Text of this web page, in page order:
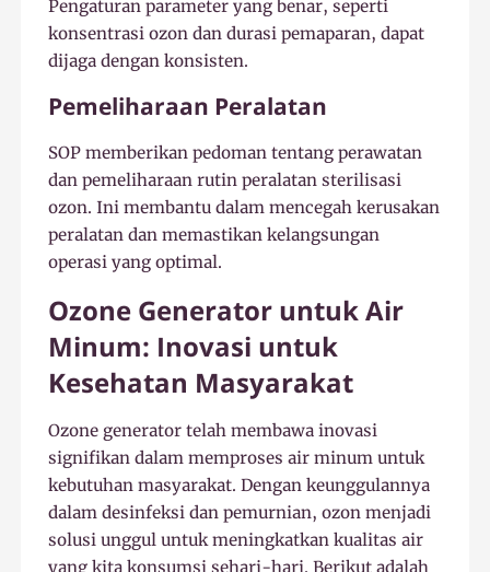
Pengaturan parameter yang benar, seperti
konsentrasi ozon dan durasi pemaparan, dapat
dijaga dengan konsisten.
Pemeliharaan Peralatan
SOP memberikan pedoman tentang perawatan
dan pemeliharaan rutin peralatan sterilisasi
ozon. Ini membantu dalam mencegah kerusakan
peralatan dan memastikan kelangsungan
operasi yang optimal.
Ozone Generator untuk Air
Minum: Inovasi untuk
Kesehatan Masyarakat
Ozone generator telah membawa inovasi
signifikan dalam memproses air minum untuk
kebutuhan masyarakat. Dengan keunggulannya
dalam desinfeksi dan pemurnian, ozon menjadi
solusi unggul untuk meningkatkan kualitas air
yang kita konsumsi sehari-hari. Berikut adalah